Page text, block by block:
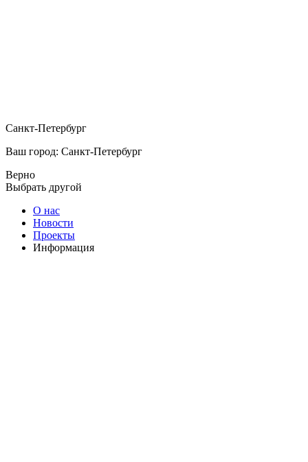
Санкт-Петербург
Ваш город: Санкт-Петербург
Верно
Выбрать другой
О нас
Новости
Проекты
Информация